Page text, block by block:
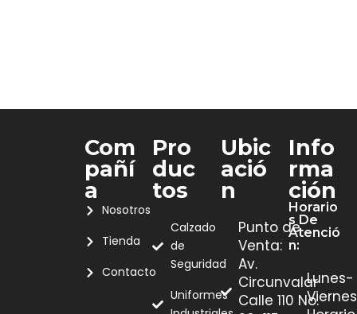
Com
Pañí
A
Nosotros
Tienda
Contacto
Pro
Duc
Tos
Calzado
de
Seguridad
Uniformes
Ubic
Ació
N
Punto de
Venta:
Av.
Circunvalar
Calle 110 No.
Info
Rma
Ción
Horario
S De
Atenció
N:
Lunes-
Viernes